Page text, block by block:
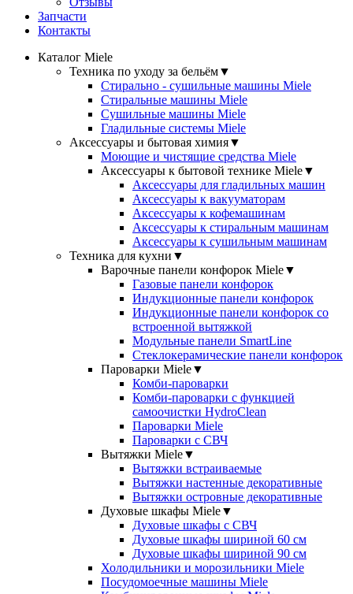
Запчасти
Контакты
Каталог Miele
Техника по уходу за бельём▼
Стирально - сушильные машины Miele
Стиральные машины Miele
Сушильные машины Miele
Гладильные системы Miele
Аксессуары и бытовая химия▼
Моющие и чистящие средства Miele
Аксессуары к бытовой технике Miele▼
Аксессуары для гладильных машин
Аксессуары к вакууматорам
Аксессуары к кофемашинам
Аксессуары к стиральным машинам
Аксессуары к сушильным машинам
Техника для кухни ▼
Варочные панели конфорок Miele▼
Газовые панели конфорок
Индукционные панели конфорок
Индукционные панели конфорок со
встроенной вытяжкой
Модульные панели SmartLine
Стеклокерамические панели конфорок
Пароварки Miele▼
Комби-пароварки
Комби-пароварки с функцией
самоочистки HydroClean
Пароварки Miele
Пароварки с СВЧ
Вытяжки Miele▼
Вытяжки встраиваемые
Вытяжки настенные декоративные
Вытяжки островные декоративные
Духовые шкафы Miele▼
Духовые шкафы с СВЧ
Духовые шкафы шириной 60 см
Духовые шкафы шириной 90 см
Холодильники и морозильники Miele
Посудомоечные машины Miele